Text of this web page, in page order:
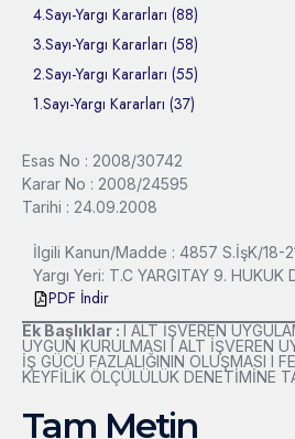
4.Sayı-Yargı Kararları (88)
3.Sayı-Yargı Kararları (58)
2.Sayı-Yargı Kararları (55)
1.Sayı-Yargı Kararları (37)
Esas No : 2008/30742
Karar No : 2008/24595
Tarihi : 24.09.2008
İlgili Kanun/Madde : 4857 S.İşK/18-
Yargı Yeri: T.C YARGITAY 9. HUKUK
PDF İndir
Ek Başlıklar : l ALT İŞVEREN
UYGUN KURULMASI l ALT İŞVEREN
İŞ GÜCÜ FAZLALIĞININ OLUŞMASI l
KEYFİLİK ÖLÇÜLÜLÜK DENETİMİNE
Tam Metin